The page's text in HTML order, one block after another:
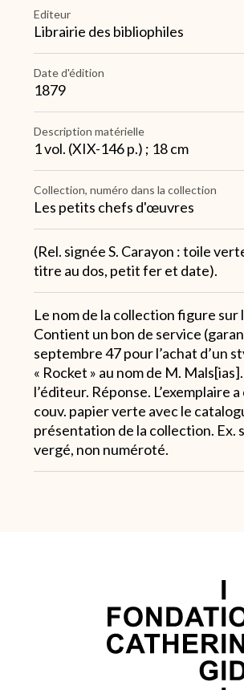
Editeur
Librairie des bibliophiles
Date d'édition
1879
Description matérielle
1 vol. (XIX-146 p.) ; 18 cm
Collection, numéro dans la collection
Les petits chefs d'œuvres
Note
3
(Rel. signée S. Carayon : toile
titre au dos, petit fer et date).
Note
4
Le nom de la collection figure sur
Contient un bon de service
septembre 47 pour l’achat d’un
« Rocket » au nom de M.
l’éditeur. Réponse. L’exemplaire
couv. papier verte avec le
présentation de la collection. Ex.
vergé, non numéroté.